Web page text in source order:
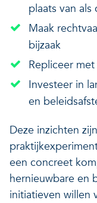
plaats van
Maak
bijzaak
Repliceer
Investeer in
en
Deze inzichten
een concreet
hernieuwbare en
initiatieven willen